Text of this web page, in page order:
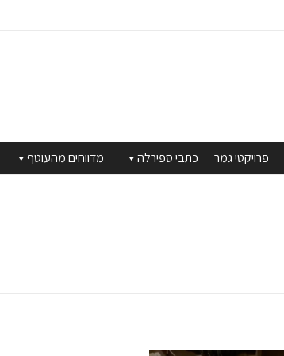
פרויקטי גמר כתבי ספירלה מדווחים מהעוטף